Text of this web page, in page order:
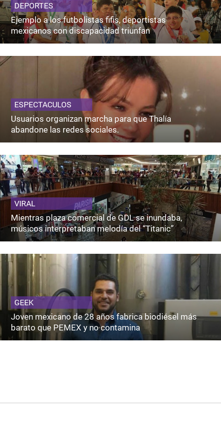
DEPORTES
Ejemplo a los futbolistas fifis, deportistas
mexicanos con discapacidad triunfan
ESPECTACULOS
Usuarios organizan marcha para que Thalía
abandone las redes sociales.
VIRAL
Mientras plaza comercial de GDL se inundaba,
músicos interpretaban melodía del “Titanic”
GEEK
Joven mexicano de 28 años fabrica biodiésel más
barato que PEMEX y no contamina